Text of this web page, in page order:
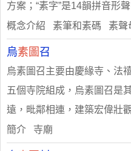
方案；“素字”是14韻拼音形
概念介紹 素筆和素碼 素
烏素圖 召
烏素圖召主要由慶緣寺、法
五個寺院組成，烏素圖召是
遠，毗鄰相連，建築宏偉壯
簡介 寺廟